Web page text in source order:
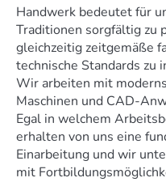
Handwerk bedeutet für
Traditionen sorgfältig zu
gleichzeitig zeitgemäße
technische Standards zu
Wir arbeiten mit
Maschinen und CAD-
Egal in welchem
erhalten von uns eine
Einarbeitung und wir
mit